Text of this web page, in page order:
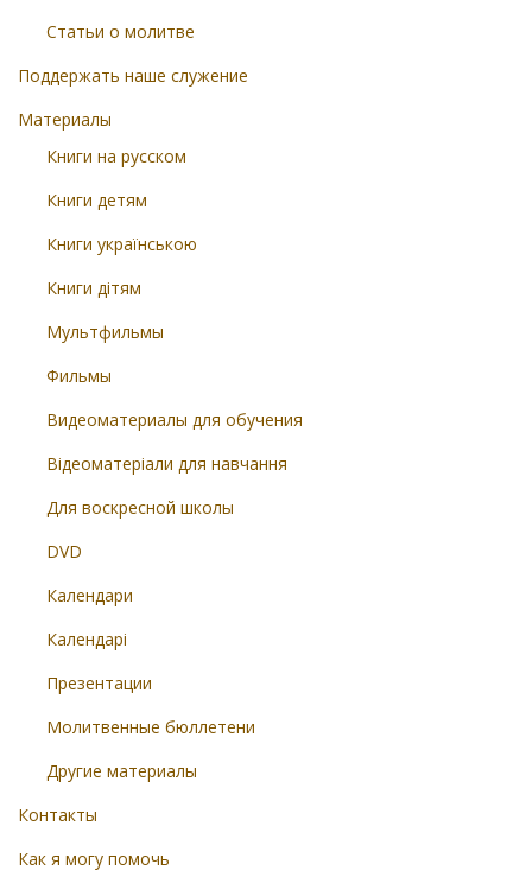
Статьи о молитве
Поддержать наше служение
Материалы
Книги на русском
Книги детям
Книги українською
Книги дітям
Мультфильмы
Фильмы
Видеоматериалы для обучения
Відеоматеріали для навчання
Для воскресной школы
DVD
Календари
Календарі
Презентации
Молитвенные бюллетени
Другие материалы
Контакты
Как я могу помочь